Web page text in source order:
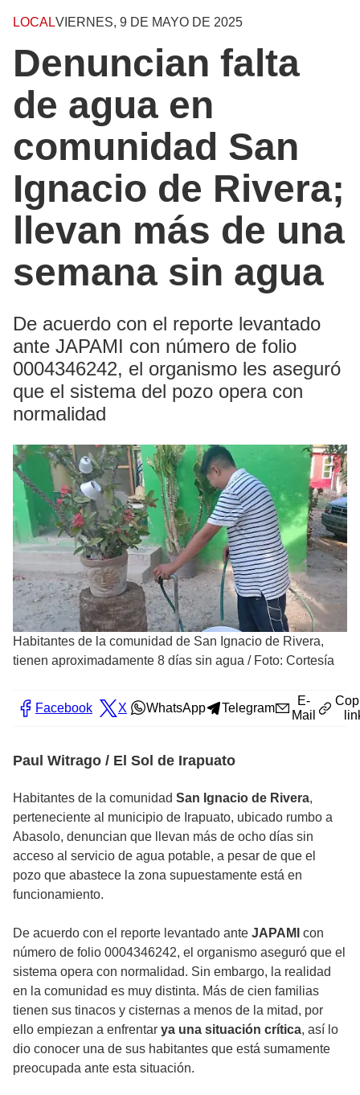
LOCALVIERNES, 9 DE MAYO DE 2025
Denuncian falta
de agua en
comunidad San
Ignacio de Rivera;
llevan más de una
semana sin agua
De acuerdo con el reporte levantado
ante JAPAMI con número de folio
0004346242, el organismo les aseguró
que el sistema del pozo opera con
normalidad
Habitantes de la comunidad de San Ignacio de Rivera,
tienen aproximadamente 8 días sin agua / Foto: Cortesía
Facebook X WhatsApp Telegram
E-
Mail
Paul Witrago / El Sol de Irapuato
Habitantes de la comunidad San Ignacio de Rivera,
perteneciente al municipio de Irapuato, ubicado rumbo a
Abasolo, denuncian que llevan más de ocho días sin
acceso al servicio de agua potable, a pesar de que el
pozo que abastece la zona supuestamente está en
funcionamiento.
De acuerdo con el reporte levantado ante JAPAMI con
número de folio 0004346242, el organismo aseguró que el
sistema opera con normalidad. Sin embargo, la realidad
en la comunidad es muy distinta. Más de cien familias
tienen sus tinacos y cisternas a menos de la mitad, por
ello empiezan a enfrentar ya una situación crítica, así lo
dio conocer una de sus habitantes que está sumamente
preocupada ante esta situación.